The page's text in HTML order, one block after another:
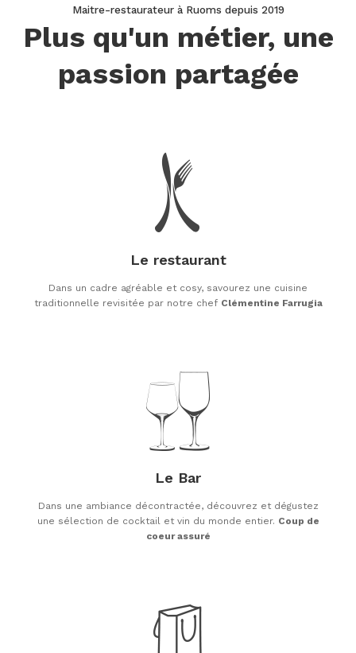
Maitre-restaurateur à Ruoms depuis 2019
Plus qu'un métier, une
passion partagée
Le restaurant
Dans un cadre agréable et cosy, savourez une cuisine
traditionnelle revisitée par notre chef Clémentine Farrugia
Le Bar
Dans une ambiance décontractée, découvrez et dégustez
une sélection de cocktail et vin du monde entier. Coup de
coeur assuré